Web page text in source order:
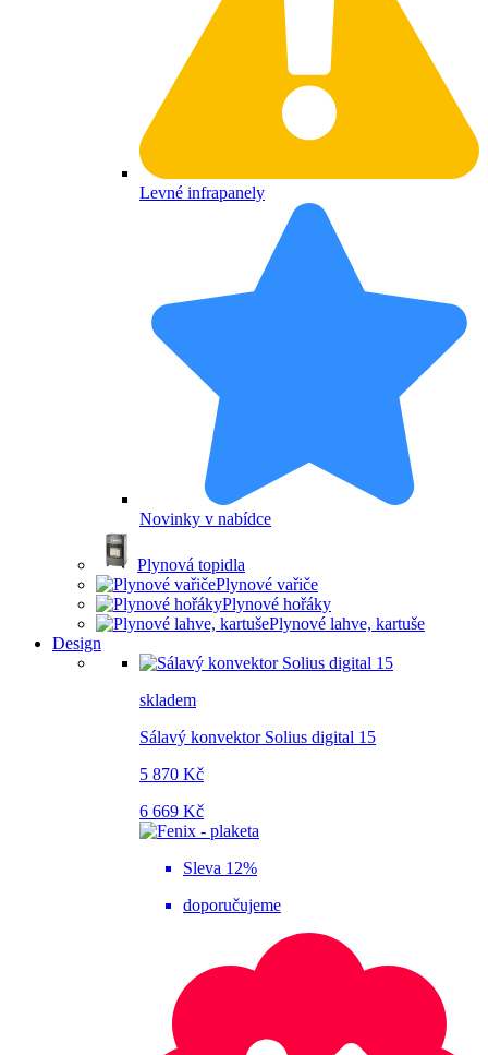
Levné infrapanely
Novinky v nabídce
Plynová topidla
Plynové vařiče
Plynové hořáky
Plynové lahve, kartuše
Design
skladem
Sálavý konvektor Solius digital 15
5 870 Kč
6 669 Kč
Sleva 12%
doporučujeme